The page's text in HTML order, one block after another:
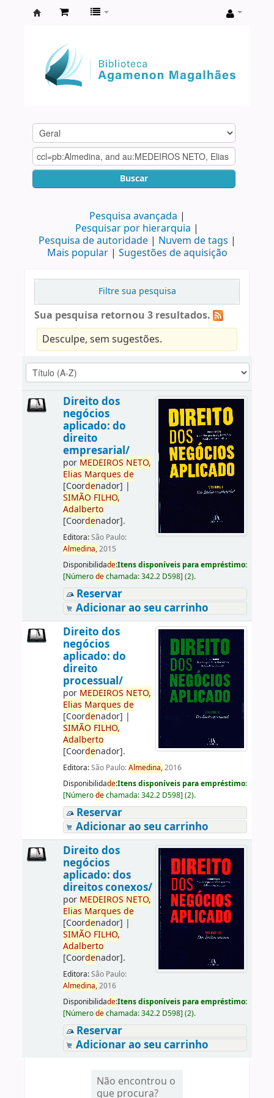
Agamenon
Magalhães
Buscar
Pesquisa avançada
Pesquisar por hierarquia
Pesquisa de autoridade
Nuvem de tags
Mais popular
Sugestões de aquisição
Filtre sua pesquisa
Sua pesquisa retornou 3 resultados.
Desculpe, sem sugestões.
Direito dos
negócios
aplicado: do
direito
empresarial/
por MEDEIROS NETO,
Elias Marques de
[Coordenador] |
SIMÃO FILHO,
Adalberto
[Coordenador].
Editora:São Paulo:
Almedina,2015
Disponibilidade:Itens disponíveis para empréstimo:
[Númerodechamada:342.2 D598] (2).
Reservar
Adicionar ao seu carrinho
Direito dos
negócios
aplicado: do
direito
processual/
por MEDEIROS NETO,
Elias Marques de
[Coordenador] |
SIMÃO FILHO,
Adalberto
[Coordenador].
Editora:São Paulo:Almedina,2016
Disponibilidade:Itens disponíveis para empréstimo:
[Númerodechamada:342.2 D598] (2).
Reservar
Adicionar ao seu carrinho
Direito dos
negócios
aplicado: dos
direitos conexos/
por MEDEIROS NETO,
Elias Marques de
[Coordenador] |
SIMÃO FILHO,
Adalberto
[Coordenador].
Editora:São Paulo:
Almedina,2016
Disponibilidade:Itens disponíveis para empréstimo:
[Númerodechamada:342.2 D598] (2).
Reservar
Adicionar ao seu carrinho
Não encontrou o
que procura?